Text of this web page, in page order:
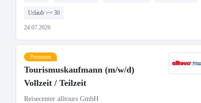
Urlaub >= 30
24.07.2026
Premium
Tourismuskaufmann (m/w/d)
Vollzeit / Teilzeit
Reisecenter alltours GmbH